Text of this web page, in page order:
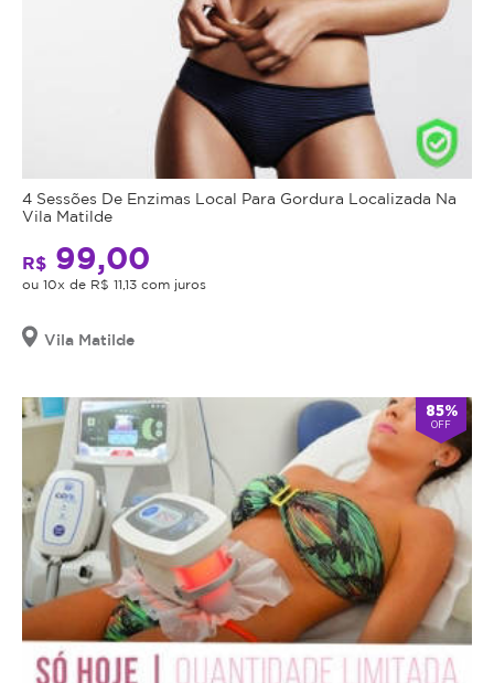
4 Sessões De Enzimas Local Para Gordura Localizada Na
Vila Matilde
R$ 99,00
ou 10x de R$ 11,13 com juros
Vila Matilde
85%
OFF